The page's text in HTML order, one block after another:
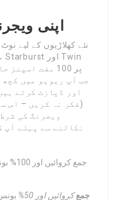
اپنی
نئے کھلاڑیوں کے لیے
جب آپ ریویو میں کچھ
اور ڈپازٹ کرتے
(فکر نہ کریں – اس
ویجرنگ کی
نکالنے سے پہلے آپ
کم از کم 20 PKR T جمع کروائیں اور 50%